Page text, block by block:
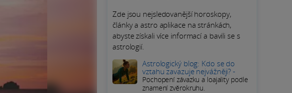
Zde jsou nejsledovanější horoskopy,
články a astro aplikace na stránkách,
abyste získali více informací a bavili se s
astrologií.
Astrologický blog: Kdo se do
vztahu zavazuje nejvážněji? -
Pochopení závazku a loajality podle
znamení zvěrokruhu.